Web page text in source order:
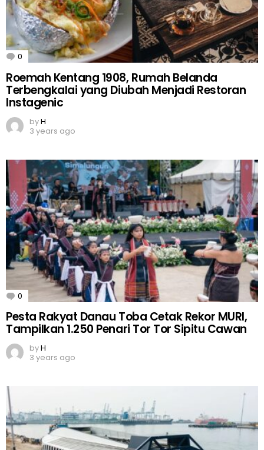
0 Comments
Roemah Kentang 1908, Rumah Belanda
Terbengkalai yang Diubah Menjadi Restoran
Instagenic
byH
3 years ago
0 Comments
Pesta Rakyat Danau Toba Cetak Rekor MURI,
Tampilkan 1.250 Penari Tor Tor Sipitu Cawan
byH
3 years ago